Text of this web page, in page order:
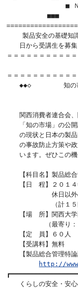
■ ＮＩＴＥ(ナ
■■■　　　　　　
製品安全の基礎知
日から受講生を募集
＝＝＝＝＝＝＝＝＝＝
ＮＩＴＥ
＝＝＝＝＝＝＝＝＝＝
◆◆◇　　　　　知の
関西会
関西消費者連合会、
「知の市場」の公開
の現状と日本の製品
の事故防止方策や政
います。ぜひこの機
【科目名】製品総合
【日　程】２０１４
休日以外の金曜
（計１５回
【場　所】関西大学
（最寄り：ＪＲ
【定　員】６０人
【受講料】無料
【製品総合管理特
http://
くらしの安全・安心